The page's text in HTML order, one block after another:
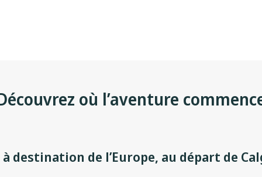
où l’aventure
à destination de l’Europe, au départ de